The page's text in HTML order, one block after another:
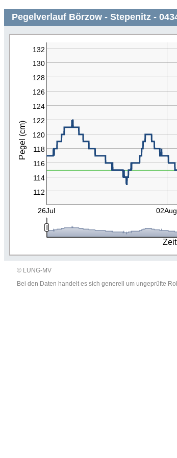
Pegelverlauf Börzow - Stepenitz -
Zeit
Pegel (cm)
112
114
116
118
120
122
124
126
128
130
132
26Jul 02Aug
© LUNG-MV
Bei den Daten handelt es sich generell um ungeprüfte